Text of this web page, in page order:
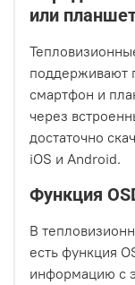
или
поддерживают
смартфон и
через
достаточно
iOS и Android.
Функция
В
есть функция
информацию с